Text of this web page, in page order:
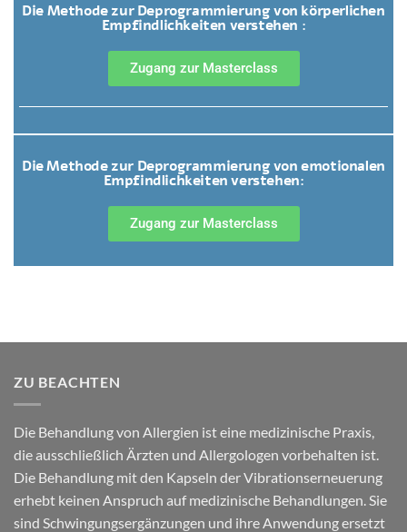
Die Methode zur Deprogrammierung von körperlichen
Empfindlichkeiten verstehen :
Zugang zur Masterclass
Die Methode zur Deprogrammierung von emotionalen
Empfindlichkeiten verstehen:
Zugang zur Masterclass
ZU BEACHTEN
Die Behandlung von Allergien ist eine medizinische Praxis,
die ausschließlich Ärzten und Allergologen vorbehalten ist.
Die Behandlung mit den Kapseln der Vibrationserneuerung
erhebt keinen Anspruch auf medizinische Behandlungen. Sie
sind Schwingungsergänzungen und ihre Anwendung ersetzt